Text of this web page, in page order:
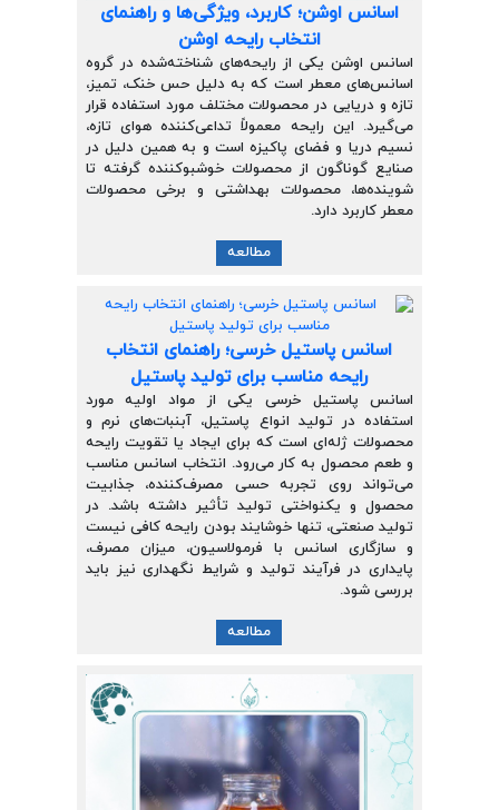
اسانس اوشن؛ کاربرد، ویژگی‌ها و راهنمای
انتخاب رایحه اوشن
اسانس اوشن یکی از رایحه‌های شناخته‌شده در گروه
اسانس‌های معطر است که به دلیل حس خنک، تمیز،
تازه و دریایی در محصولات مختلف مورد استفاده قرار
می‌گیرد. این رایحه معمولاً تداعی‌کننده هوای تازه،
نسیم دریا و فضای پاکیزه است و به همین دلیل در
صنایع گوناگون از محصولات خوشبوکننده گرفته تا
شوینده‌ها، محصولات بهداشتی و برخی محصولات
معطر کاربرد دارد.
مطالعه
اسانس پاستیل خرسی؛ راهنمای انتخاب
رایحه مناسب برای تولید پاستیل
اسانس پاستیل خرسی یکی از مواد اولیه مورد
استفاده در تولید انواع پاستیل، آبنبات‌های نرم و
محصولات ژله‌ای است که برای ایجاد یا تقویت رایحه
و طعم محصول به کار می‌رود. انتخاب اسانس مناسب
می‌تواند روی تجربه حسی مصرف‌کننده، جذابیت
محصول و یکنواختی تولید تأثیر داشته باشد. در
تولید صنعتی، تنها خوشایند بودن رایحه کافی نیست
و سازگاری اسانس با فرمولاسیون، میزان مصرف،
پایداری در فرآیند تولید و شرایط نگهداری نیز باید
بررسی شود.
مطالعه